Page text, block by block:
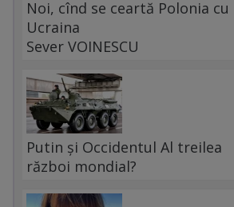
Noi, cînd se ceartă Polonia cu
Ucraina
Sever VOINESCU
Putin și Occidentul Al treilea
război mondial?